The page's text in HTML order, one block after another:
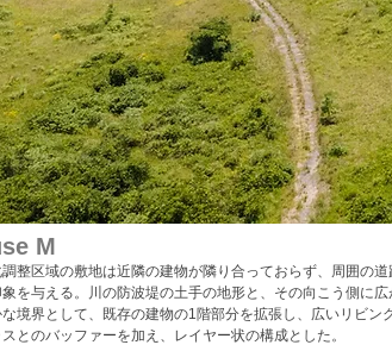
M
整区域の敷地は近隣の建物が隣り合っておらず、周囲の
象を与える。川の防波堤の土手の地形と、その向こう側に
境界として、既存の建物の1階部分を拡張し、広いリビ
とのバッファーを加え、レイヤー状の構成とした。